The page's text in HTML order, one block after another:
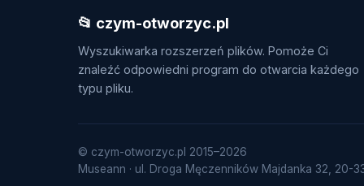
📂 czym-otworzyc.pl
Wyszukiwarka rozszerzeń plików. Pomoże Ci
znaleźć odpowiedni program do otwarcia każdego
typu pliku.
© czym-otworzyc.pl 2015–2026
Museann · ul. Droga Męczenników Majdanka 32, 20-